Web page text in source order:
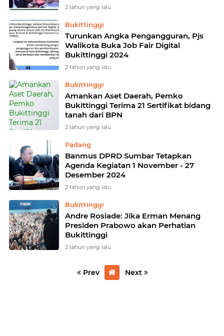
2 tahun yang lalu
Bukittinggi
Turunkan Angka Pengangguran, Pjs
Walikota Buka Job Fair Digital
Bukittinggi 2024
2 tahun yang lalu
Bukittinggi
Amankan Aset Daerah, Pemko
Bukittinggi Terima 21 Sertifikat bidang
tanah dari BPN
2 tahun yang lalu
Padang
Banmus DPRD Sumbar Tetapkan
Agenda Kegiatan 1 November - 27
Desember 2024
2 tahun yang lalu
Bukittinggi
Andre Rosiade: Jika Erman Menang
Presiden Prabowo akan Perhatian
Bukittinggi
2 tahun yang lalu
Prev Next